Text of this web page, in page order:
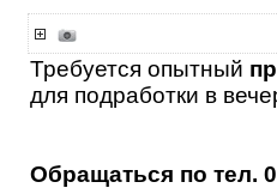
Требуется опытный
для подработки в
Обращаться по тел.